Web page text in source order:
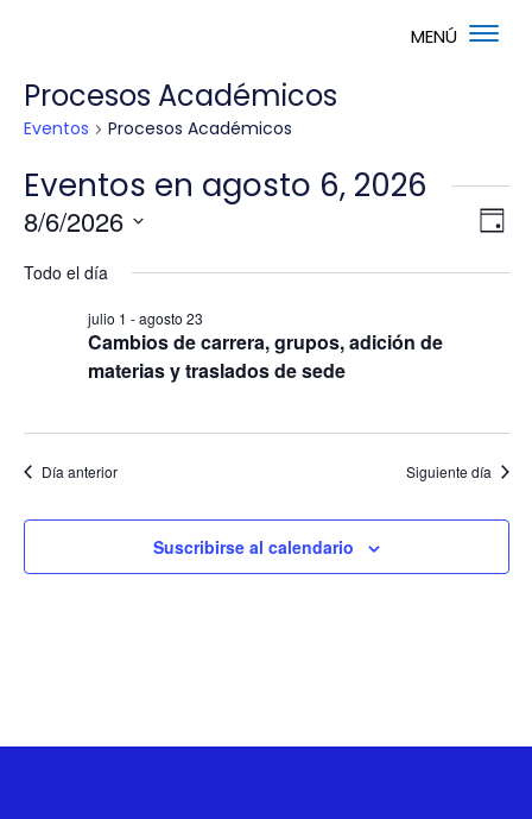
Procesos Académicos
Eventos Procesos Académicos
Eventos en agosto 6, 2026
de
Día
8/6/2026
la
Todo el día
Cambios de carrera, grupos, adición de
materias y traslados de sede
julio 1 -agosto 23
Día anterior Siguiente día
Suscribirse al calendario